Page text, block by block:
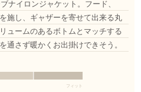
ナイロンジャケット。フード、
施し、ギャザーを寄せて出来る丸
ュームのあるボトムとマッチする
通さず暖かくお出掛けできそう。
フィット